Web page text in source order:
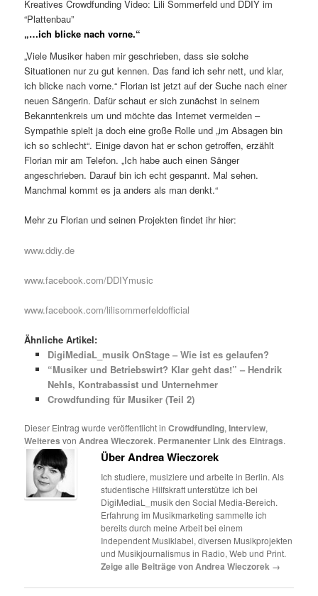
Kreatives Crowdfunding Video: Lili Sommerfeld und DDIY im
“Plattenbau”
„…ich blicke nach vorne.“
„Viele Musiker haben mir geschrieben, dass sie solche
Situationen nur zu gut kennen. Das fand ich sehr nett, und klar,
ich blicke nach vorne.“ Florian ist jetzt auf der Suche nach einer
neuen Sängerin. Dafür schaut er sich zunächst in seinem
Bekanntenkreis um und möchte das Internet vermeiden –
Sympathie spielt ja doch eine große Rolle und „im Absagen bin
ich so schlecht“. Einige davon hat er schon getroffen, erzählt
Florian mir am Telefon. „Ich habe auch einen Sänger
angeschrieben. Darauf bin ich echt gespannt. Mal sehen.
Manchmal kommt es ja anders als man denkt.“
Mehr zu Florian und seinen Projekten findet ihr hier:
www.ddiy.de
www.facebook.com/DDIYmusic
www.facebook.com/lilisommerfeldofficial
Ähnliche Artikel:
DigiMediaL_musik OnStage – Wie ist es gelaufen?
“Musiker und Betriebswirt? Klar geht das!” – Hendrik
Nehls, Kontrabassist und Unternehmer
Crowdfunding für Musiker (Teil 2)
Dieser Eintrag wurde veröffentlicht inCrowdfunding,Interview,
Weiteres von Andrea Wieczorek. Permanenter Link des Eintrags.
Über Andrea Wieczorek
Ich studiere, musiziere und arbeite in Berlin. Als
studentische Hilfskraft unterstütze ich bei
DigiMediaL_musik den Social Media-Bereich.
Erfahrung im Musikmarketing sammelte ich
bereits durch meine Arbeit bei einem
Independent Musiklabel, diversen Musikprojekten
und Musikjournalismus in Radio, Web und Print.
Zeige alle Beiträge von Andrea Wieczorek →